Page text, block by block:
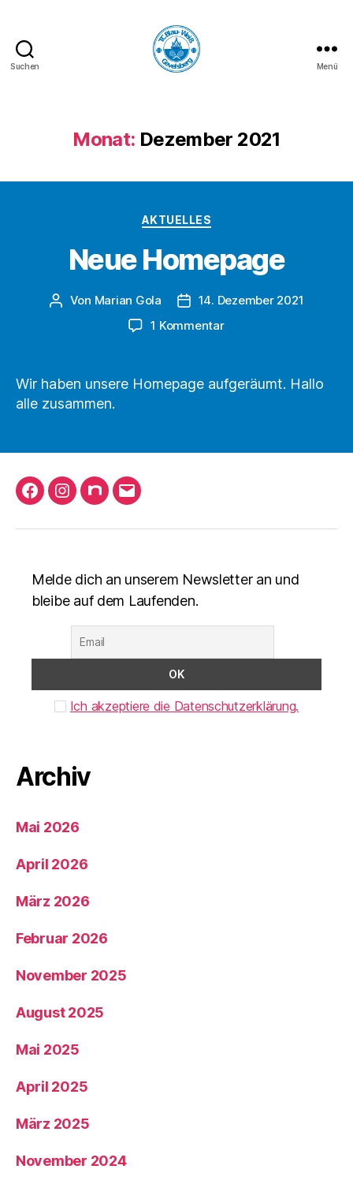
Suchen
Gevelsberg
e.V.
Menü
Monat: Dezember 2021
Kategorien
AKTUELLES
Neue Homepage
Beitragsautor
Von Marian Gola Beitragsdatum
14. Dezember 2021
1 Kommentarzu
Wir haben unsere Homepage aufgeräumt. Hallo
alle zusammen.
FacebookInstagram
nuLigaMail
Melde dich an unserem Newsletter an und
bleibe auf dem Laufenden.
Ich akzeptiere die Datenschutzerklärung.
Archiv
Mai 2026
April 2026
März 2026
Februar 2026
November 2025
August 2025
Mai 2025
April 2025
März 2025
November 2024